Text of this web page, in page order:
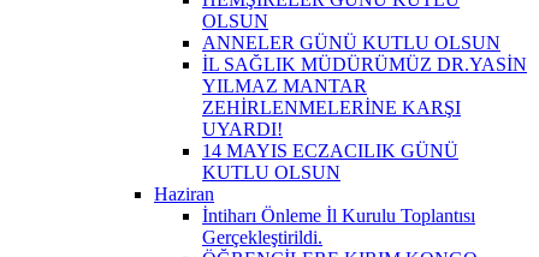
OLSUN
ANNELER GÜNÜ KUTLU OLSUN
İL SAĞLIK MÜDÜRÜMÜZ DR.YASİN
YILMAZ MANTAR
ZEHİRLENMELERİNE KARŞI
UYARDI!
14 MAYIS ECZACILIK GÜNÜ
KUTLU OLSUN
Haziran
İntiharı Önleme İl Kurulu Toplantısı
Gerçekleştirildi.